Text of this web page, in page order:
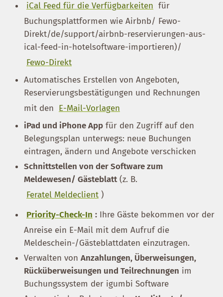
iCal Feed für die Verfügbarkeiten für
Buchungsplattformen wie Airbnb/ Fewo-
Direkt/de/support/airbnb-reservierungen-aus-
ical-feed-in-hotelsoftware-importieren)/
Fewo-Direkt
Automatisches Erstellen von Angeboten,
Reservierungsbestätigungen und Rechnungen
mit den E-Mail-Vorlagen
iPad und iPhone App für den Zugriff auf den
Belegungsplan unterwegs: neue Buchungen
eintragen, ändern und Angebote verschicken
Schnittstellen von der Software zum
Meldewesen/ Gästeblatt(z. B.
Feratel Meldeclient )
Priority-Check-In : Ihre Gäste bekommen vor der
Anreise ein E-Mail mit dem Aufruf die
Meldeschein-/Gästeblattdaten einzutragen.
Verwalten von Anzahlungen, Überweisungen,
Rücküberweisungen und Teilrechnungen im
Buchungssystem der igumbi Software